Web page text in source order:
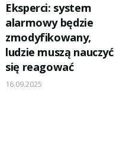
Eksperci: system
alarmowy będzie
zmodyfikowany,
ludzie muszą nauczyć
się reagować
16.09.2025